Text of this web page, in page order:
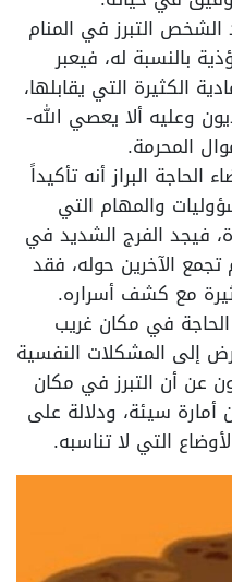
التبرز في المنام
بالنسبة له، فيعبر
الكثيرة التي يقابلها،
وعليه ألا يعصي الله-
المحرمة.
البراز أنه تأكيداً
والمهام التي
فيجد الفرج الشديد في
الآخرين حوله، فقد
مع كشف أسراره.
في مكان غريب
إلى المشكلات النفسية
عن أن التبرز في مكان
سيئة، ودلالة على
التي لا تناسبه.